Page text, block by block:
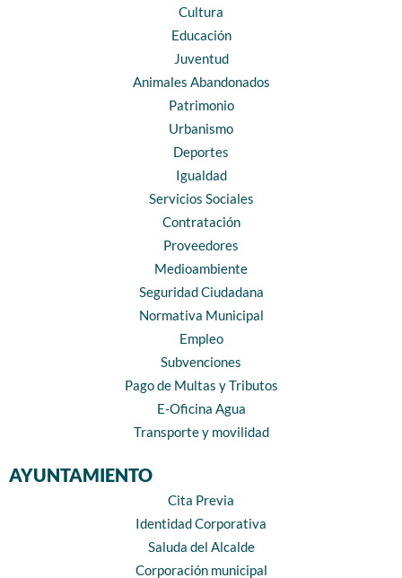
Cultura
Educación
Juventud
Animales Abandonados
Patrimonio
Urbanismo
Deportes
Igualdad
Servicios Sociales
Contratación
Proveedores
Medioambiente
Seguridad Ciudadana
Normativa Municipal
Empleo
Subvenciones
Pago de Multas y Tributos
E-Oficina Agua
Transporte y movilidad
AYUNTAMIENTO
Cita Previa
Identidad Corporativa
Saluda del Alcalde
Corporación municipal